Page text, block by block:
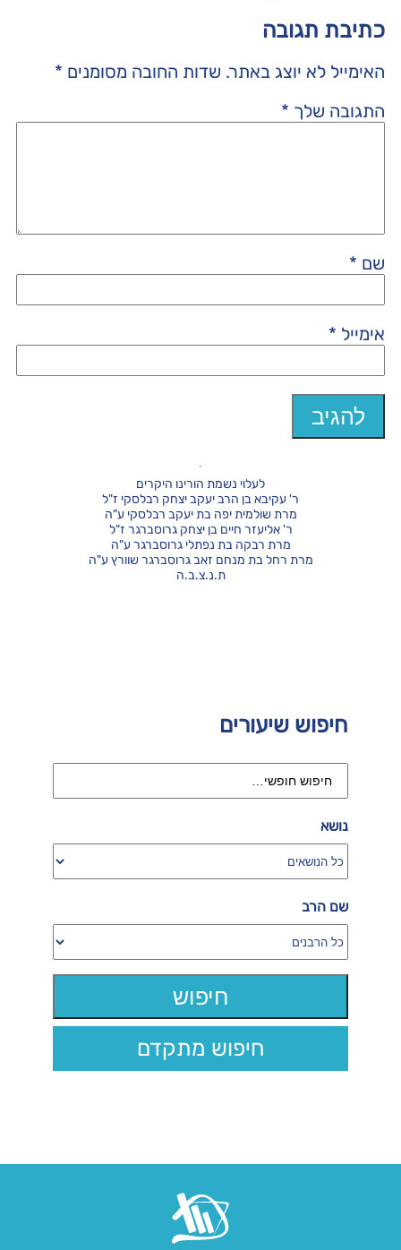
כתיבת תגובה
האימייל לא יוצג באתר. שדות החובה מסומנים *
התגובה שלך *
שם *
אימייל *
חיפוש שיעורים
נושא
שם הרב
חיפוש מתקדם
לעלוי נשמת הורינו היקרים
ר' עקיבא בן הרב יעקב יצחק רבלסקי ז"ל
מרת שולמית יפה בת יעקב רבלסקי ע"ה
ר' אליעזר חיים בן יצחק גרוסברגר ז"ל
מרת רבקה בת נפתלי גרוסברגר ע"ה
מרת רחל בת מנחם זאב גרוסברגר שוורץ ע"ה
ת.נ.צ.ב.ה